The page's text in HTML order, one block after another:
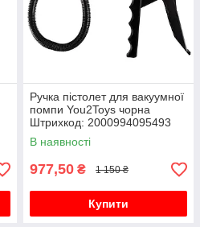
Ручка пістолет для вакуумної
помпи You2Toys чорна
Штрихкод: 2000994095493
В наявності
977,50 ₴ 1 150 ₴
Купити